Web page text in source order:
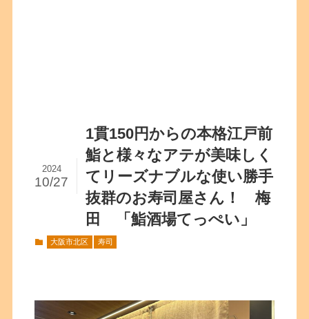
1貫150円からの本格江戸前
鮨と様々なアテが美味しく
てリーズナブルな使い勝手
抜群のお寿司屋さん！ 梅
田 「鮨酒場てっぺい」
2024
10/27
大阪市北区 寿司